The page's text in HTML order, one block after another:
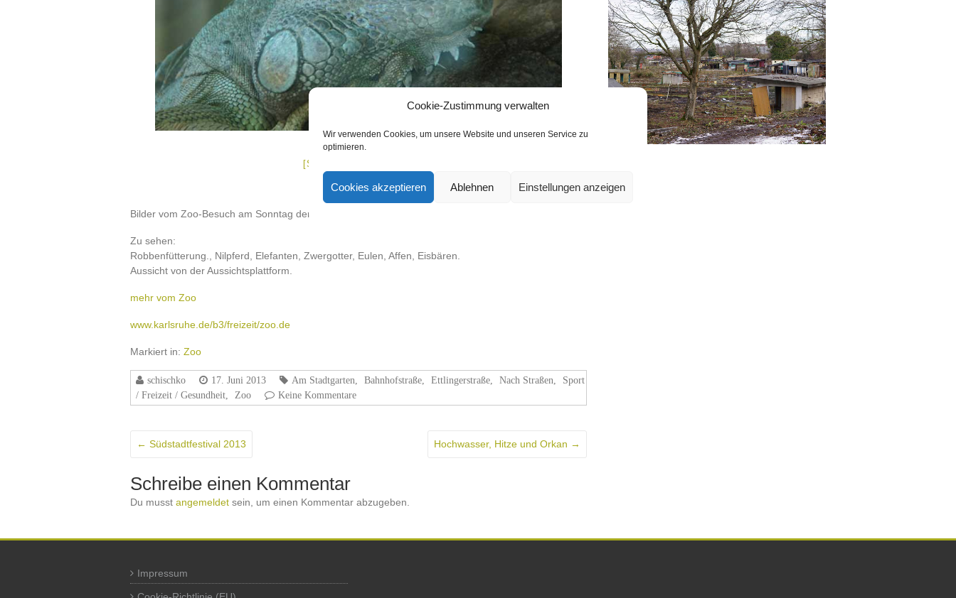
Cookie-Zustimmung verwalten
Wir verwenden Cookies, um unsere Website und unseren Service zu
optimieren.
Cookies akzeptieren Ablehnen Einstellungen anzeigen
[SHOW PICTURE LIST]
Bilder vom Zoo-Besuch am Sonntag den 16. Juni 2013.
Zu sehen:
Robbenfütterung., Nilpferd, Elefanten, Zwergotter, Eulen, Affen, Eisbären.
Aussicht von der Aussichtsplattform.
mehr vom Zoo
www.karlsruhe.de/b3/freizeit/zoo.de
Markiert in: Zoo
schischko 17. Juni 2013 Am Stadtgarten Bahnhofstraße Ettlingerstraße Nach Straßen
Sport
/ Freizeit / Gesundheit
Zoo Keine Kommentare
← Südstadtfestival 2013 Hochwasser, Hitze und Orkan →
Schreibe einen Kommentar
Du musst angemeldet sein, um einen Kommentar abzugeben.
Impressum